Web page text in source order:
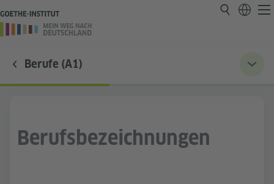
Berufe (A1)
Berufsbezeichnungen